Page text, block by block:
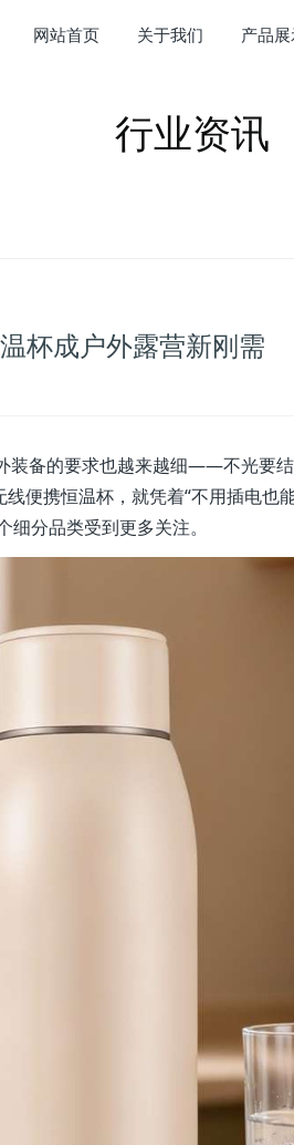
网站首页 关于我们 产品
行业资讯
杯成户外露营新刚需
备的要求也越来越细——不光要结
便携恒温杯，就凭着“不用插电也
分品类受到更多关注。